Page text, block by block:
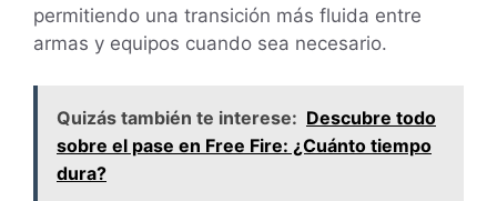
permitiendo una transición más fluida entre
armas y equipos cuando sea necesario.
Quizás también te interese: Descubre todo
sobre el pase en Free Fire: ¿Cuánto tiempo
dura?